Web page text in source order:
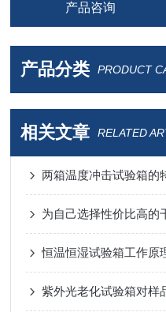
产品咨询
产品分类 PRODUCT
相关文章 RELATED
两箱温度冲击试验箱的
为自己选择性价比高的
恒温恒湿试验箱工作原
紫外光老化试验箱对样